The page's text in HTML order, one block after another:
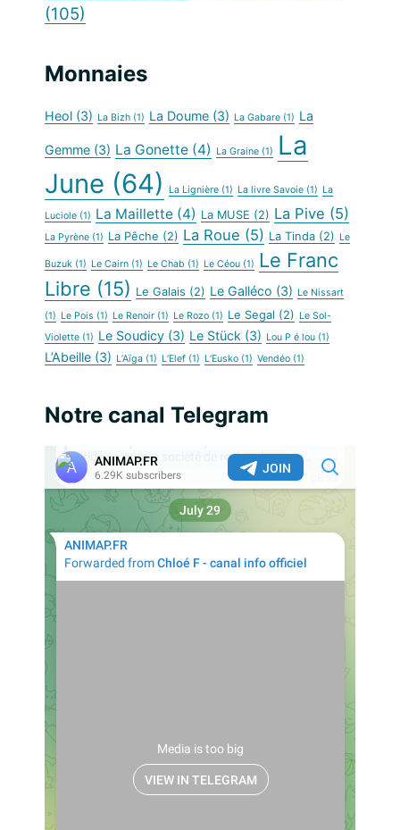
(105)
Monnaies
Heol (3) La Bizh (1) La Doume (3) La Gabare (1) La
Gemme (3) La Gonette (4) La Graine (1)
La
June (64) La Lignière (1) La livre Savoie (1) La
Luciole (1) La Maillette (4) La MUSE (2) La Pive (5)
La Pyrène (1) La Pêche (2) La Roue (5) La Tinda (2) Le
Buzuk (1) Le Cairn (1) Le Chab (1) Le Céou (1)
Le Franc
Libre (15) Le Galais (2) Le Galléco (3) Le Nissart
(1) Le Pois (1) Le Renoir (1) Le Rozo (1) Le Segal (2) Le Sol-
Violette (1) Le Soudicy (3) Le Stück (3) Lou P é lou (1)
L’Abeille (3) L’Aïga (1) L’Elef (1) L’Eusko (1) Vendéo (1)
Notre canal Telegram